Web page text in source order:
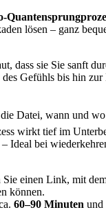
lösen – ganz
dass sie Sie sanft
Gefühls bis hin
Datei, wann und
wirkt tief im
– Ideal bei
einen Link, mit
können.
60–90 Minuten und